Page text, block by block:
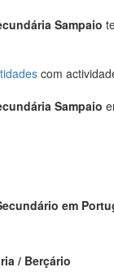
Sampaio
com
Sampaio
em
/ Berçário